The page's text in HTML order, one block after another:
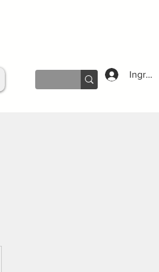
Ingresar